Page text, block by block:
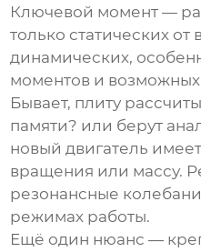
Ключевой момент —
только статических от
динамических,
моментов и
Бывает, плиту
памяти? или берут
новый двигатель
вращения или массу.
резонансные
режимах работы.
Ещё один нюанс —